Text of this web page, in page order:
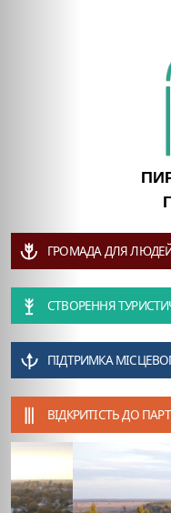
ГРОМАДА ДЛЯ
СТВОРЕННЯ
ПІДТРИМКА
ВІДКРИТІСТЬ ДО